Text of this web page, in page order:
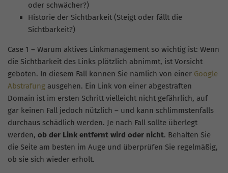
oder schwächer?)
Historie der Sichtbarkeit (Steigt oder fällt die
Sichtbarkeit?)
Case 1 – Warum aktives Linkmanagement so wichtig ist: Wenn
die Sichtbarkeit des Links plötzlich abnimmt, ist Vorsicht
geboten. In diesem Fall können Sie nämlich von einer Google
Abstrafung ausgehen. Ein Link von einer abgestraften
Domain ist im ersten Schritt vielleicht nicht gefährlich, auf
gar keinen Fall jedoch nützlich – und kann schlimmstenfalls
durchaus schädlich werden. Je nach Fall sollte überlegt
werden, ob der Link entfernt wird oder nicht. Behalten Sie
die Seite am besten im Auge und überprüfen Sie regelmäßig,
ob sie sich wieder erholt.